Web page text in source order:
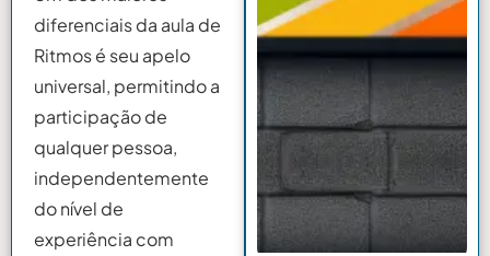
diferenciais da aula de
Ritmos é seu apelo
universal, permitindo a
participação de
qualquer pessoa,
independentemente
do nível de
experiência com